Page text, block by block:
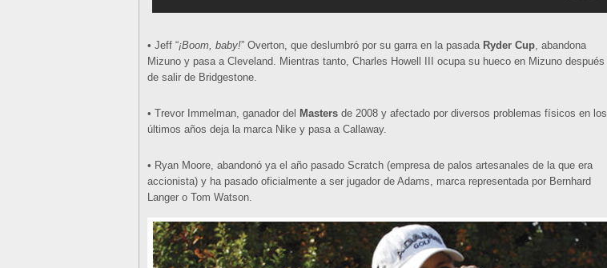
• Jeff “¡Boom, baby!” Overton, que deslumbró por su garra en la pasada Ryder Cup, abandona
Mizuno y pasa a Cleveland. Mientras tanto, Charles Howell III ocupa su hueco en Mizuno después
de salir de Bridgestone.
• Trevor Immelman, ganador del Masters de 2008 y afectado por diversos problemas físicos en los
últimos años deja la marca Nike y pasa a Callaway.
• Ryan Moore, abandonó ya el año pasado Scratch (empresa de palos artesanales de la que era
accionista) y ha pasado oficialmente a ser jugador de Adams, marca representada por Bernhard
Langer o Tom Watson.